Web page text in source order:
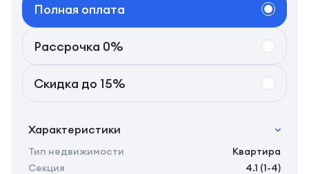
Полная оплата
Рассрочка 0%
Скидка до 15%
Характеристики
Тип недвижимости
Квартира
Секция
4.1 (1-4)